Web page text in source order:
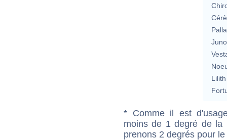
Lilith
* Comme il est
moins de 1 degré de la
prenons 2 degrés pour